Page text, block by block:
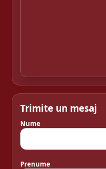
Trimite un mesaj
Nume
Prenume